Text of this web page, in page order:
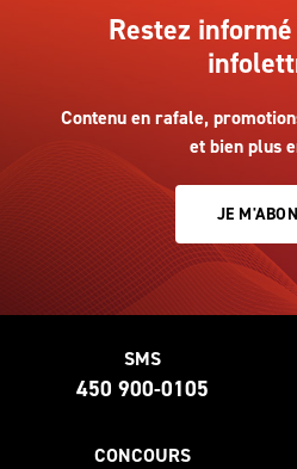
Restez informé
Contenu en rafale,
et bien plus
JE
SMS
450 900-0105
CONCOURS